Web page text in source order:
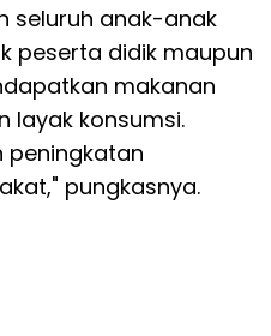
seluruh anak-anak
peserta didik maupun
makanan
layak konsumsi.
peningkatan
pungkasnya.